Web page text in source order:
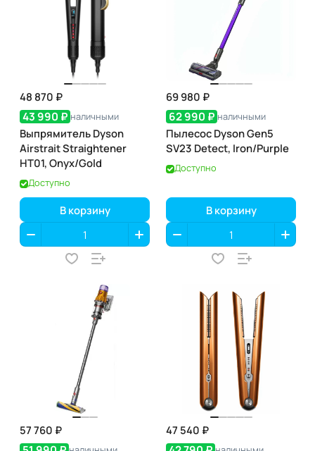
48 870 ₽
43 990 ₽ наличными
Выпрямитель Dyson
Airstrait Straightener
HT01, Onyx/Gold
Доступно
В корзину
69 980 ₽
62 990 ₽ наличными
Пылесос Dyson Gen5
SV23 Detect, Iron/Purple
Доступно
В корзину
57 760 ₽ 47 540 ₽